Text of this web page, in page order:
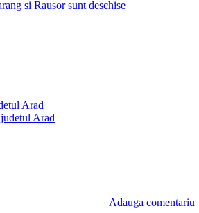
Arad
Adauga comentariu